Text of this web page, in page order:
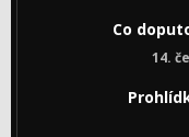
Co
14.